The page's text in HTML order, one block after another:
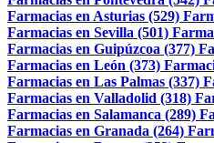
Farmacias en Asturias (529)
Farmacias en Sevilla (501)
Farmacias en Guipúzcoa (377)
Farmacias en León (373)
Farmacias en Las Palmas (337)
Farmacias en Valladolid (318)
Farmacias en Salamanca (289)
Farmacias en Granada (264)